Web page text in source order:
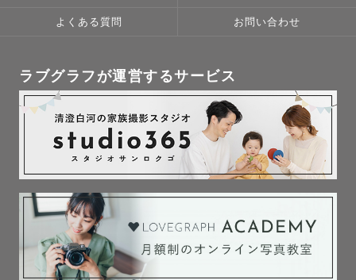
よくある質問 お問い合わせ
ラブグラフが運営するサービス